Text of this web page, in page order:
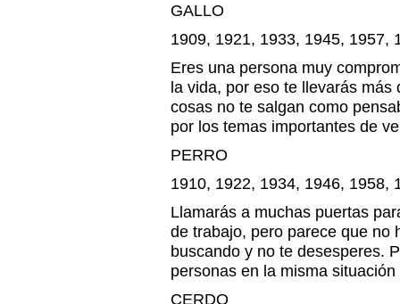
GALLO
1909, 1921, 1933, 1945, 1957,
Eres una persona muy
la vida, por eso te llevarás
cosas no te salgan como
por los temas importantes de
PERRO
1910, 1922, 1934, 1946, 1958,
Llamarás a muchas puertas
de trabajo, pero parece que no
buscando y no te desesperes.
personas en la misma situación
CERDO